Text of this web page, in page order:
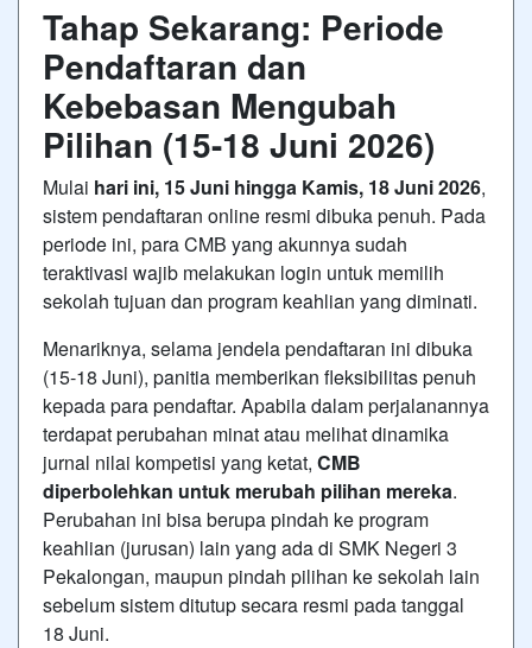
Tahap Sekarang: Periode
Pendaftaran dan
Kebebasan Mengubah
Pilihan (15-18 Juni 2026)
Mulai hari ini, 15 Juni hingga Kamis, 18 Juni 2026,
sistem pendaftaran online resmi dibuka penuh. Pada
periode ini, para CMB yang akunnya sudah
teraktivasi wajib melakukan login untuk memilih
sekolah tujuan dan program keahlian yang diminati.
Menariknya, selama jendela pendaftaran ini dibuka
(15-18 Juni), panitia memberikan fleksibilitas penuh
kepada para pendaftar. Apabila dalam perjalanannya
terdapat perubahan minat atau melihat dinamika
jurnal nilai kompetisi yang ketat, CMB
diperbolehkan untuk merubah pilihan mereka.
Perubahan ini bisa berupa pindah ke program
keahlian (jurusan) lain yang ada di SMK Negeri 3
Pekalongan, maupun pindah pilihan ke sekolah lain
sebelum sistem ditutup secara resmi pada tanggal
18 Juni.